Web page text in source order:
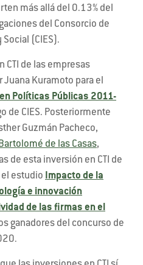
más allá del 0.13% del
del Consorcio de
(CIES).
CTI de las empresas
Kuramoto para el
Políticas Públicas 2011-
de CIES. Posteriormente
Guzmán Pacheco,
de las Casas,
de esta inversión en CTI de
el estudio
Impacto de la
e innovación
de las firmas en el
ganadores del concurso de